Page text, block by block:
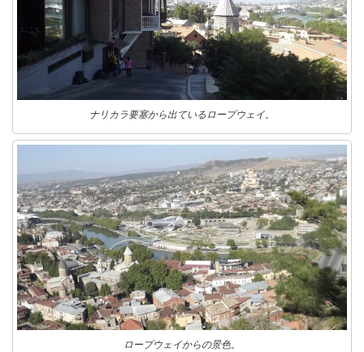
ナリカラ要塞から出ているロープウェイ。
ロープウェイからの景色。